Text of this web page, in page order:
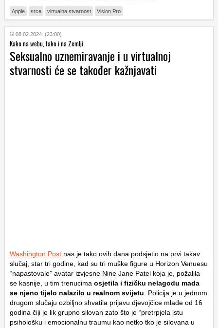
Apple srce virtualna stvarnost Vision Pro
08.02.2024. (23:00)
Kako na webu, tako i na Zemlji
Seksualno uznemiravanje i u virtualnoj
stvarnosti će se također kažnjavati
Washington Post nas je tako ovih dana podsjetio na prvi takav
slučaj, star tri godine, kad su tri muške figure u Horizon Venuesu
“napastovale” avatar izvjesne Nine Jane Patel koja je, požalila
se kasnije, u tim trenucima osjetila i fizičku nelagodu mada
se njeno tijelo nalazilo u realnom svijetu . Policija je u jednom
drugom slučaju ozbiljno shvatila prijavu djevojčice mlađe od 16
godina čiji je lik grupno silovan zato što je “pretrpjela istu
psihološku i emocionalnu traumu kao netko tko je silovana u